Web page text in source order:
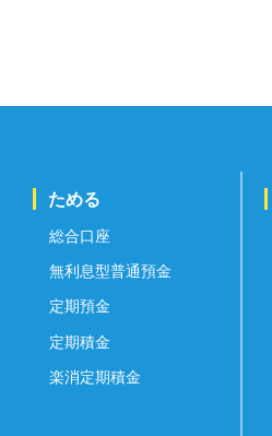
ためる
総合口座
無利息型普通預金
定期預金
定期積金
楽消定期積金